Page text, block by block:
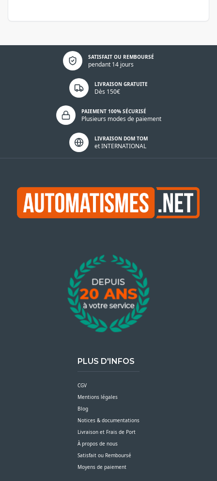
SATISFAIT OU REMBOURSÉ
pendant 14 jours
Politique de confidentialité
LIVRAISON GRATUITE
Dès 150€
PAIEMENT 100% SÉCURISÉ
Plusieurs modes de paiement
LIVRAISON DOM TOM
et INTERNATIONAL
PLUS D'INFOS
CGV
Mentions légales
Blog
Notices & documentations
Livraison et Frais de Port
À propos de nous
Satisfait ou Remboursé
Moyens de paiement